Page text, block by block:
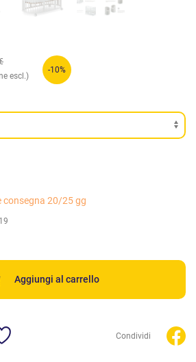
escl.)
-10%
consegna 20/25 gg
Aggiungi al carrello
Condividi